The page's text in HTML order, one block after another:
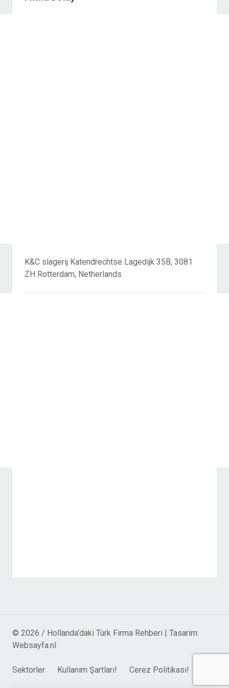
K&C slagerij Katendrechtse Lagedijk 35B, 3081
ZH Rotterdam, Netherlands
© 2026 / Hollanda'daki Türk Firma Rehberi | Tasarim:
Websayfa.nl
Sektorler Kullanım Şartları! Cerez Politikası!